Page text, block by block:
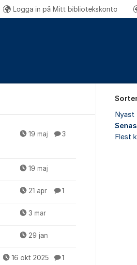
Logga in på Mitt bibliotekskonto
19 maj 3
19 maj
21 apr 1
3 mar
29 jan
16 okt 2025 1
Nyast
Flest